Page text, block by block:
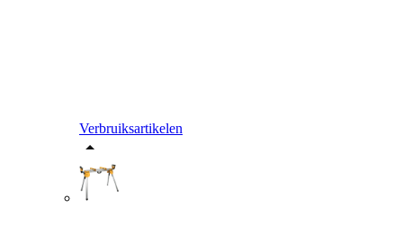
Verbruiksartikelen